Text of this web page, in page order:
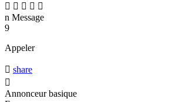
    
n Message
9
Appeler
 share

Annonceur basique